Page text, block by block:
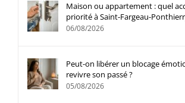
Maison ou appartement : quel
priorité à Saint-Fargeau-
06/08/2026
Peut-on libérer un blocage
revivre son passé ?
05/08/2026